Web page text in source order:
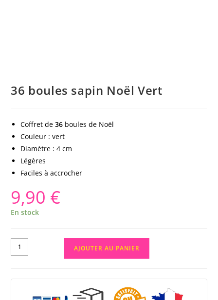
36 boules sapin Noël Vert
Coffret de36 boules de Noël
Couleur : vert
Diamètre : 4 cm
Légères
Faciles à accrocher
9,90 €
En stock
AJOUTER AU PANIER